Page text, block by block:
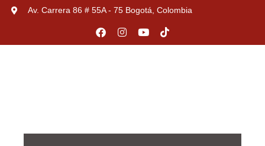
Av. Carrera 86 # 55A - 75 Bogotá, Colombia